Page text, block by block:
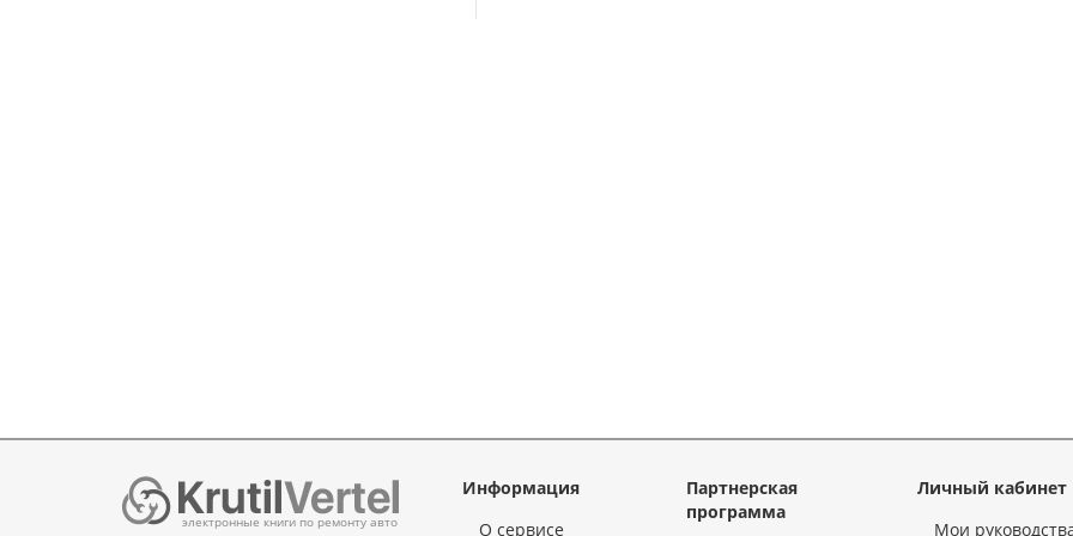
электронные книги по ремонту авто
Информация
О сервисе
Партнерская
программа
Личный кабинет
Мои